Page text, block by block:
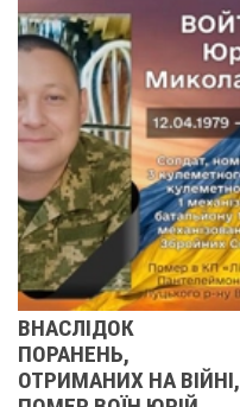
ВНАСЛІДОК
ПОРАНЕНЬ,
ОТРИМАНИХ НА ВІЙНІ,